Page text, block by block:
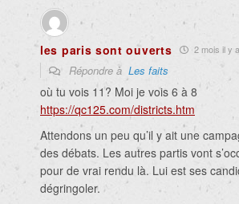
les paris sont ouverts 2 mois il y
Répondre à Les faits
où tu vois 11? Moi je vois 6 à 8
https://qc125.com/districts.htm
Attendons un peu qu’il y ait une
des débats. Les autres partis vont
pour de vrai rendu là. Lui est ses
dégringoler.